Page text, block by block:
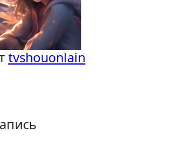
tvshouonlain